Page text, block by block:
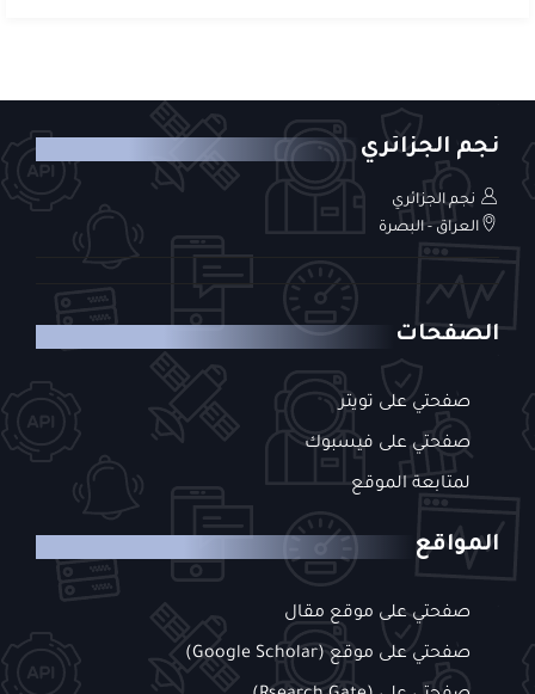
نجم الجزائري
نجم الجزائري
العراق - البصرة
الصفحات
صفحتي على تويتر
صفحتي على فيسبوك
لمتابعة الموقع
المواقع
صفحتي على موقع مقال
صفحتي على موقع (Google Scholar)